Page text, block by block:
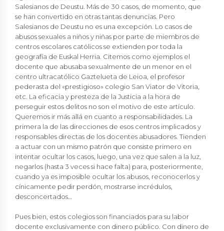
Salesianos de Deustu. Más de 30 casos, de momento, que
se han convertido en otras tantas denuncias. Pero
Salesianos de Deustu no es una excepción. Lo casos de
abusos sexuales a niños y niñas por parte de miembros de
centros escolares católicos se extienden por toda la
geografía de Euskal Herria. Citemos como ejemplos el
docente que abusaba sexualmente de un menor en el
centro ultracatólico Gaztelueta de Leioa, el profesor
pederasta del «prestigioso» colegio San Viator de Vitoria,
etc. La eficacia y presteza de la Justicia a la hora de
perseguir estos delitos no son el motivo de este artículo.
Queremos ir más allá en cuanto a responsabilidades. La
primera la de las direcciones de esos centros implicados y
responsables directas de los docentes abusadores. Tienden
a actuar con un mismo patrón que consiste primero en
intentar ocultar los casos, luego, una vez que salen a la luz,
negarlos (hasta 3 veces si hace falta) para, posteriormente,
cuando ya es imposible ocultar los abusos, reconocerlos y
cínicamente pedir perdón, mostrarse incrédulos,
desconcertados…
Pues bien, estos colegios son financiados para su labor
docente exclusivamente con dinero público. Con dinero de